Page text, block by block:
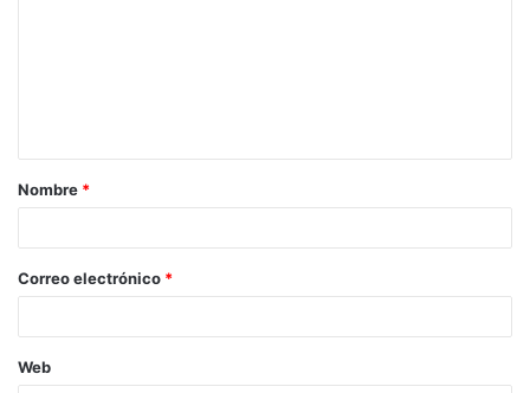
Nombre *
Correo electrónico *
Web